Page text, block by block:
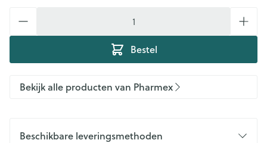
Bestel
Bekijk alle producten van Pharmex
Beschikbare leveringsmethoden